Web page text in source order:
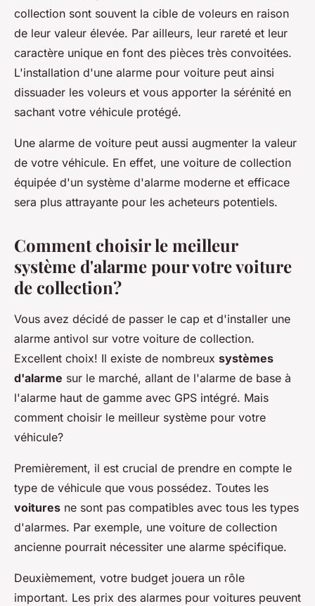
collection sont souvent la cible de voleurs en raison
de leur valeur élevée. Par ailleurs, leur rareté et leur
caractère unique en font des pièces très convoitées.
L'installation d'une alarme pour voiture peut ainsi
dissuader les voleurs et vous apporter la sérénité en
sachant votre véhicule protégé.
Une alarme de voiture peut aussi augmenter la valeur
de votre véhicule. En effet, une voiture de collection
équipée d'un système d'alarme moderne et efficace
sera plus attrayante pour les acheteurs potentiels.
Comment choisir le meilleur
système d'alarme pour votre voiture
de collection?
Vous avez décidé de passer le cap et d'installer une
alarme antivol sur votre voiture de collection.
Excellent choix! Il existe de nombreux systèmes
d'alarme sur le marché, allant de l'alarme de base à
l'alarme haut de gamme avec GPS intégré. Mais
comment choisir le meilleur système pour votre
véhicule?
Premièrement, il est crucial de prendre en compte le
type de véhicule que vous possédez. Toutes les
voitures ne sont pas compatibles avec tous les types
d'alarmes. Par exemple, une voiture de collection
ancienne pourrait nécessiter une alarme spécifique.
Deuxièmement, votre budget jouera un rôle
important. Les prix des alarmes pour voitures peuvent